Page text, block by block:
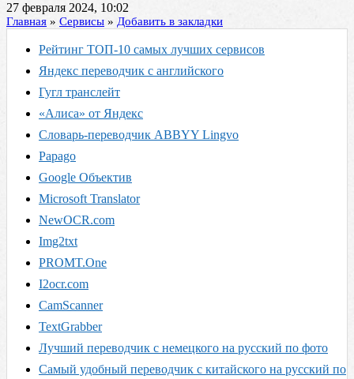
27 февраля 2024, 10:02
Главная » Сервисы » Добавить в закладки
Рейтинг ТОП-10 самых лучших сервисов
Яндекс переводчик с английского
Гугл транслейт
«Алиса» от Яндекс
Словарь-переводчик ABBYY Lingvo
Papago
Google Объектив
Microsoft Translator
NewOCR.com
Img2txt
PROMT.One
I2ocr.com
CamScanner
TextGrabber
Лучший переводчик с немецкого на русский по фото
Самый удобный переводчик с китайского на русский по